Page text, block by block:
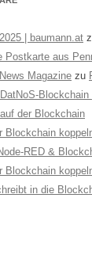
| baumann.at
Postkarte aus
Magazine zu
der Blockchain
Blockchain
RED &
Blockchain
in die